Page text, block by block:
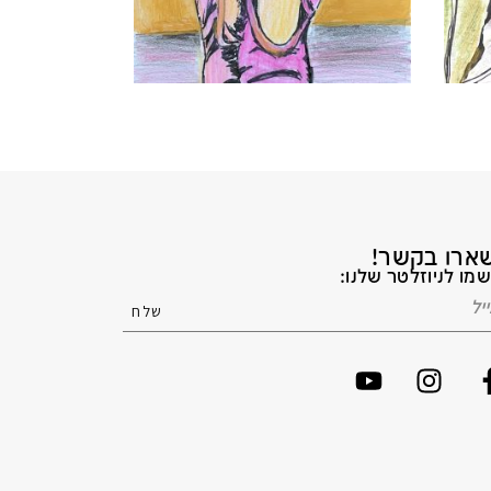
בקשר!
לניוזלטר שלנו: